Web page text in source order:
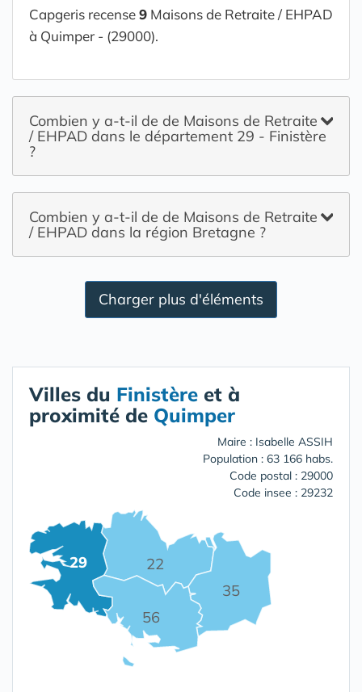
Capgeris recense9 Maisons de Retraite / EHPAD
à Quimper - (29000).
Combien y a-t-il de de Maisons de Retraite
/ EHPAD dans le département 29 - Finistère
?
Combien y a-t-il de de Maisons de Retraite
/ EHPAD dans la région Bretagne ?
Charger plus d'éléments
Villes du Finistère et à
proximité de Quimper
Maire : Isabelle ASSIH
Population : 63 166 habs.
Code postal : 29000
Code insee : 29232
22
29
35
56